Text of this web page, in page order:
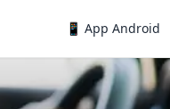
📱 App Android